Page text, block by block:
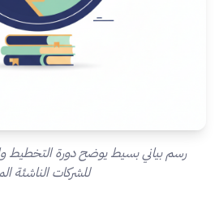
رسم بياني بسيط يوضح دورة التخطيط
للشركات الناشئة